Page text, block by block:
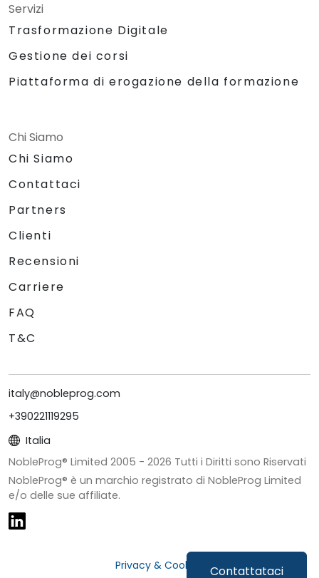
Contattataci
Servizi
Trasformazione Digitale
Gestione dei corsi
Piattaforma di erogazione della formazione
Chi Siamo
Chi Siamo
Contattaci
Partners
Clienti
Recensioni
Carriere
FAQ
T&C
italy@nobleprog.com
+390221119295
Italia
NobleProg® Limited 2005 - 2026 Tutti i Diritti sono Riservati
NobleProg® è un marchio registrato di NobleProg Limited
e/o delle sue affiliate.
Privacy & Cookies